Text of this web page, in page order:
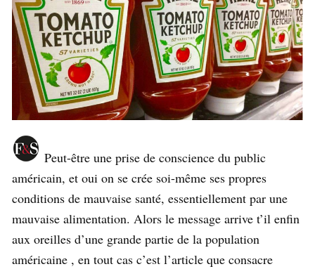
Peut-être une prise de conscience du public
américain, et oui on se crée soi-même ses propres
conditions de mauvaise santé, essentiellement par une
mauvaise alimentation. Alors le message arrive t’il enfin
aux oreilles d’une grande partie de la population
américaine , en tout cas c’est l’article que consacre